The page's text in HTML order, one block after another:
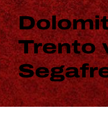
Trento